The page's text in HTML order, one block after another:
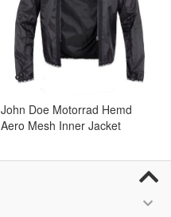
John Doe Motorrad Hemd
Aero Mesh Inner Jacket